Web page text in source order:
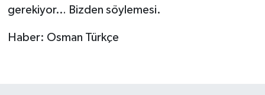
gerekiyor… Bizden söylemesi.
Haber: Osman Türkçe